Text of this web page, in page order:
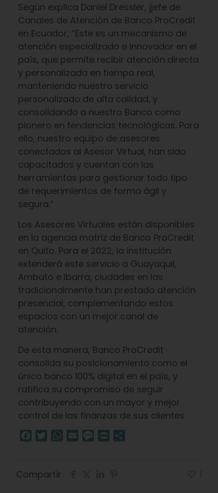
Según explica Daniel Dressler, jjefe de
Canales de Atención de Banco ProCredit
en Ecuador, “Este es un mecanismo de
atención especializado e innovador en el
país, que permite recibir atención directa
y personalizada en tiempo real,
manteniendo nuestro servicio
personalizado de alta calidad, y
consolidando a nuestro Banco como
pionero en tendencias tecnológicas. Para
ello, nuestro equipo de asesores
conectados al Asesor Virtual, han sido
capacitados y cuentan con las
herramientas para gestionar todo tipo
de requerimientos de forma ágil y
segura.”
Los Asesores Virtuales están disponibles
en la agencia matriz de Banco ProCredit
en Quito. Para el 2022, la institución
extenderá este servicio a Guayaquil,
Ambato e Ibarra, ciudades en las
tradicionalmente han prestado atención
presencial, complementando estos
espacios con un mejor canal de
atención.
De esta manera, Banco ProCredit
consolida su posicionamiento como el
único banco 100% digital en el país, y
ratifica su compromiso de seguir
contribuyendo con un mayor y mejor
control de las finanzas de sus clientes.
Facebook
TwitterWhatsApp
Email Message
Print
Compartir